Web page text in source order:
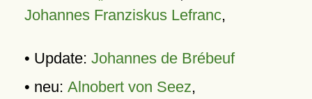
Johannes Franziskus Lefranc,
• Update: Johannes de Brébeuf
• neu: Alnobert von Seez,